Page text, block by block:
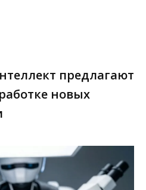
предлагают
новых